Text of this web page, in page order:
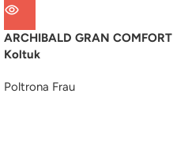
ARCHIBALD GRAN COMFORT
Koltuk
Poltrona Frau